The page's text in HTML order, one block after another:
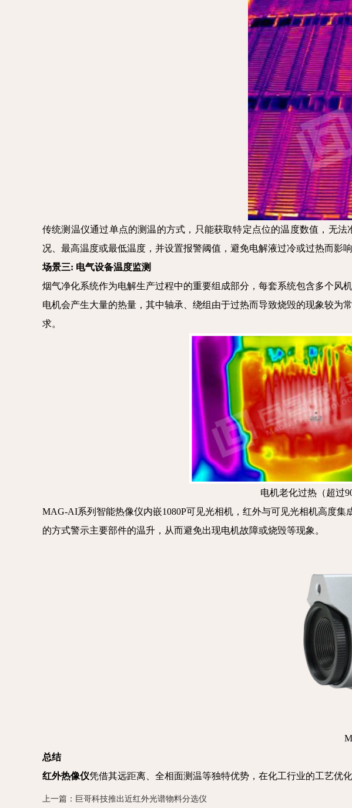
传统测温仪通过单点的测温的方式，只能获取特定点位的温度数值，无
况、最高温度或最低温度，并设置报警阈值，避免电解液过冷或过热而影响
场景三: 电气设备温度监测
烟气净化系统作为电解生产过程中的重要组成部分，每套系统包含多个风
电机会产生大量的热量，其中轴承、绕组由于过热而导致烧毁的现象较
求。
电机老化过热（超过
MAG-AI系列智能热像仪内嵌1080P可见光相机，红外与可见光相机高度
的方式警示主要部件的温升，从而避免出现电机故障或烧毁等现象。
总结
红外热像仪凭借其远距离、全相面测温等独特优势，在化工行业的工艺优
上一篇：巨哥科技推出近红外光谱物料分选仪